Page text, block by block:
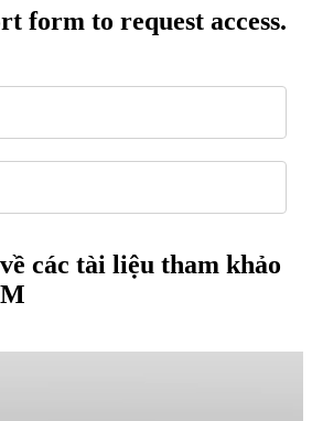
form to request access.
các tài liệu tham khảo